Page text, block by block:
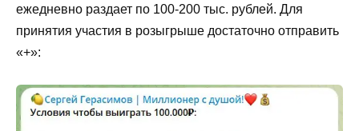
ежедневно раздает по 100-200 тыс. рублей. Для
принятия участия в розыгрыше достаточно отправить
«+»: